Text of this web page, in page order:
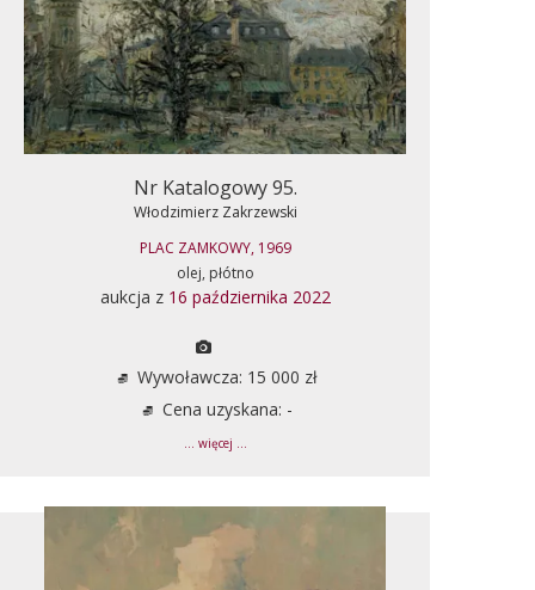
Nr Katalogowy 95.
Włodzimierz Zakrzewski
PLAC ZAMKOWY, 1969
olej, płótno
aukcja z 16 października 2022
Wywoławcza: 15 000 zł
Cena uzyskana: -
... więcej ...